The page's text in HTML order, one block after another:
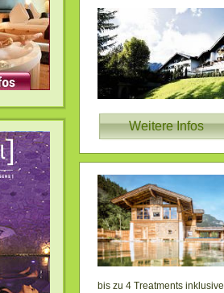
Weitere Infos
bis zu 4 Treatments inklusive